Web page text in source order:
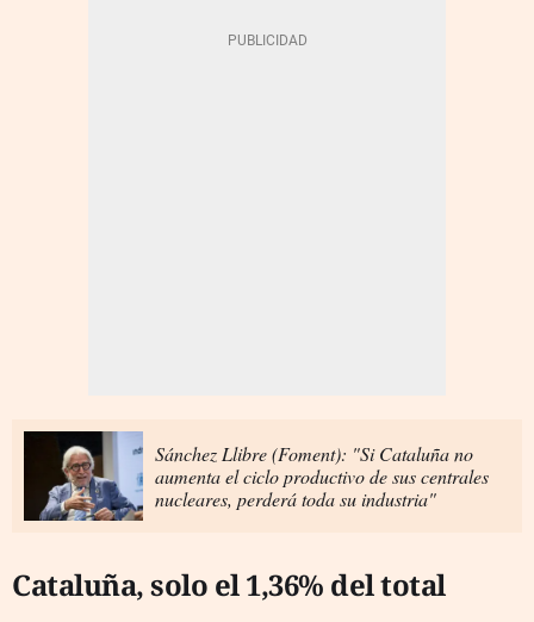
Sánchez Llibre (Foment): "Si Cataluña no
aumenta el ciclo productivo de sus centrales
nucleares, perderá toda su industria"
Cataluña, solo el 1,36% del total